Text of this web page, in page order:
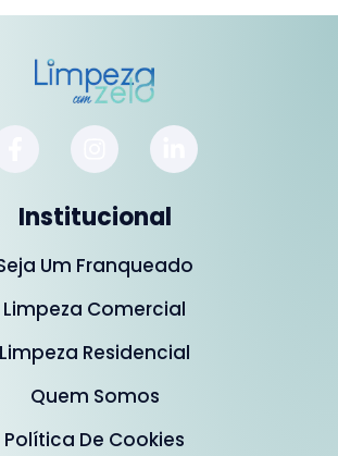
Institucional
Um Franqueado
Limpeza Comercial
Limpeza Residencial
Quem Somos
Política De Cookies